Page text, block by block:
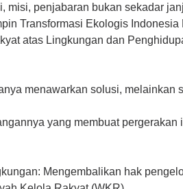
misi, penjabaran bukan sekadar
Transformasi Ekologis Indonesia
atas Lingkungan dan
menawarkan solusi, melainkan
yang membuat pergerakan
Mengembalikan hak